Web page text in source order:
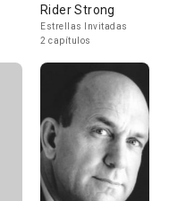
Rider Strong
Estrellas Invitadas
2 capítulos